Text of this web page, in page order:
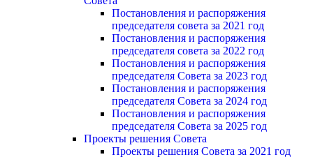
Постановления и распоряжения
председателя совета за 2021 год
Постановления и распоряжения
председателя совета за 2022 год
Постановления и распоряжения
председателя Cовета за 2023 год
Постановления и распоряжения
председателя Cовета за 2024 год
Постановления и распоряжения
председателя Cовета за 2025 год
Проекты решения Cовета
Проекты решения Совета за 2021 год